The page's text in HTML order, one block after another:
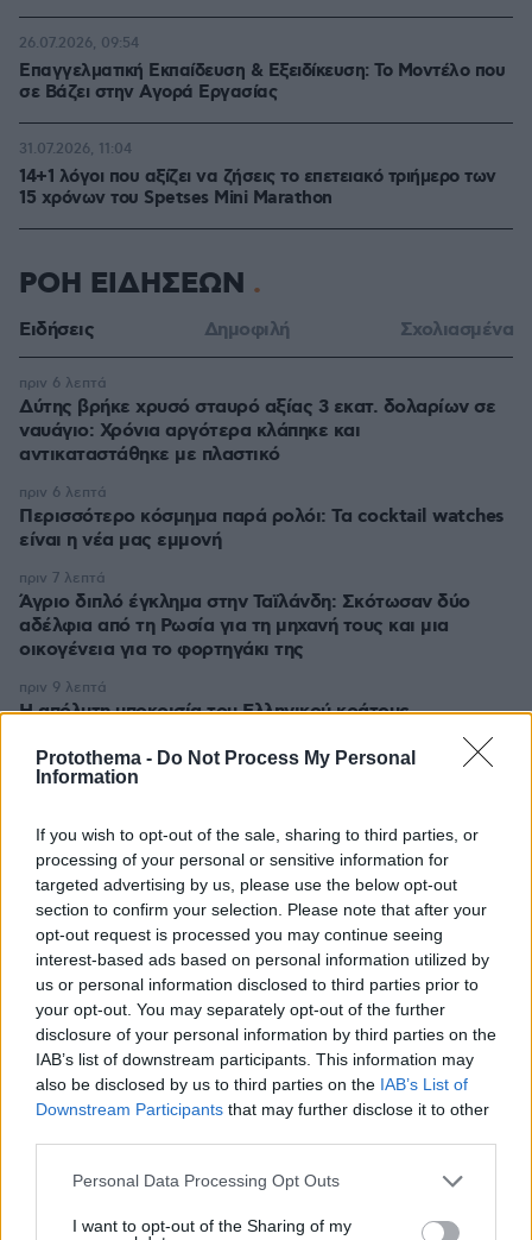
Protothema - Do Not Process My Personal
Information
If you wish to opt-out of the sale, sharing to third parties, or
processing of your personal or sensitive information for
targeted advertising by us, please use the below opt-out
section to confirm your selection. Please note that after your
opt-out request is processed you may continue seeing
interest-based ads based on personal information utilized by
us or personal information disclosed to third parties prior to
your opt-out. You may separately opt-out of the further
disclosure of your personal information by third parties on the
IAB’s list of downstream participants. This information may
also be disclosed by us to third parties on the IAB’s List of
Downstream Participants that may further disclose it to other
Please note that this website/app uses one or more Google
not limited to your visit or usage behaviour. You may click to
Personal Data Processing Opt Outs
I want to opt-out of the Sharing of my
Επαγγελματική Εκπαίδευση & Εξειδίκευση: Το Mοντέλο που
σε Bάζει στην Aγορά Eργασίας
26.07.2026, 09:54
14+1 λόγοι που αξίζει να ζήσεις το επετειακό τριήμερο των
15 χρόνων του Spetses Mini Marathon
31.07.2026, 11:04
ΡΟΗ ΕΙΔΗΣΕΩΝ
Ειδήσεις Δημοφιλή Σχολιασμένα
Δύτης βρήκε χρυσό σταυρό αξίας 3 εκατ. δολαρίων σε
ναυάγιο: Χρόνια αργότερα κλάπηκε και
αντικαταστάθηκε με πλαστικό
πριν 6 λεπτά
Περισσότερο κόσμημα παρά ρολόι: Τα cocktail watches
είναι η νέα μας εμμονή
πριν 6 λεπτά
Άγριο διπλό έγκλημα στην Ταϊλάνδη: Σκότωσαν δύο
αδέλφια από τη Ρωσία για τη μηχανή τους και μια
οικογένεια για το φορτηγάκι της
πριν 7 λεπτά
Η απόλυτη υποκρισία του Ελληνικού κράτους
πριν 9 λεπτά
ΓΙΑΝΝΗΣ ΣΕΡΕΤΗΣ
πριν 9 λεπτά
Μετέτρεψαν χωράφι στη Χαλκηδόνα Θεσσαλονίκης σε
χωματερή με μπάζα από ανακαινίσεις, δύο συλλήψεις
πριν 9 λεπτά
Το μυστήριο με το «rainbow baby» λύθηκε μετά από 65
χρόνια: Η πιο συγκινητική ιστορία υιοθεσίας
πριν 10 λεπτά
Συνεχίζει να γράφει ιστορία ο Άλεν: «Σέρβιρε» τον
Μέσι σε εντυπωσιακή εμφάνιση με 3 ασίστ
πριν 10 λεπτά
Κράζεις, θαυμάζεις - Ξεπούλησε αυτό το αυτοκίνητο
πριν 10 λεπτά
κάλυψης στις ΗΠΑ – Κάθε κρούσμα κοστίζει πάνω από
πριν 17 λεπτά